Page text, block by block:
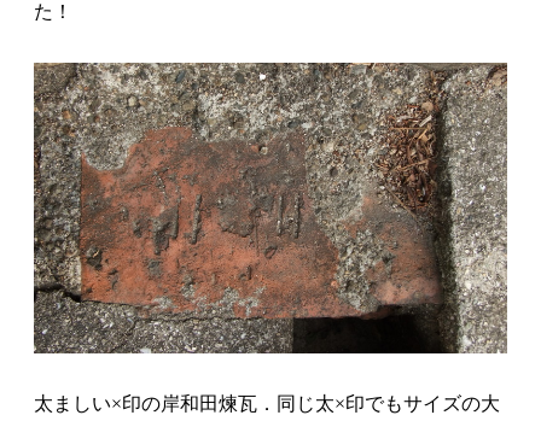
た！
太ましい×印の岸和田煉瓦．同じ太×印でもサイズの大